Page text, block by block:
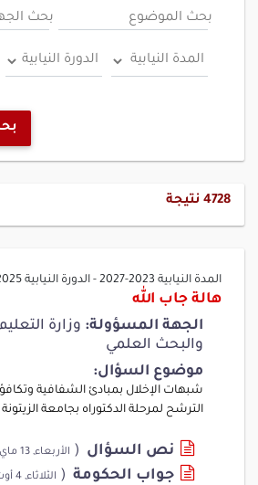
بحث الموضوع بحث
4728 نتيجة
المدة النيابية 2023-2027 - الدورة النيابية 2025 - 2026
هالة جاب الله
الجهة المسؤولة: وزارة
والبحث العلمي
موضوع السؤال:
شبهات الإخلال بمبادئ الشفافية
الترشح لمرحلة الدكتوراه بجامعة الزيتونة
نص السؤال ( الأربعاء, 13 ماي 2026
جواب الحكومة ( الثلاثاء, 4 أوت 2026